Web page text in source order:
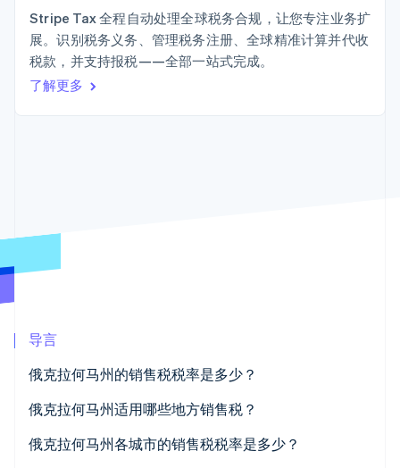
Boost
支付成功率优
化
Link
加速结账
欺诈防范
初创企业注册
了解 Stripe 如何为 AI 构建经济基础设施。
按行业
AI 企业
酒店、旅游与休闲
资源
应用集成
代码示例
Stripe Press
联系销售
Stripe Tax 全程自动处理全球税务合规，让您专注业务扩
展。识别税务义务、管理税务注册、全球精准计算并代收
税款，并支持报税——全部一站式完成。
了解更多
导言
俄克拉何马州的销售税税率是多少？
俄克拉何马州适用哪些地方销售税？
俄克拉何马州各城市的销售税税率是多少？